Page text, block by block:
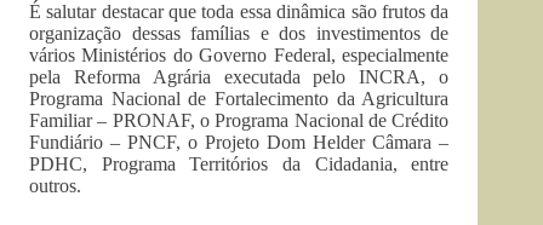
É salutar destacar que toda essa dinâmica são frutos da
organização dessas famílias e dos investimentos de
vários Ministérios do Governo Federal, especialmente
pela Reforma Agrária executada pelo INCRA, o
Programa Nacional de Fortalecimento da Agricultura
Familiar – PRONAF, o Programa Nacional de Crédito
Fundiário – PNCF, o Projeto Dom Helder Câmara –
PDHC, Programa Territórios da Cidadania, entre
outros.